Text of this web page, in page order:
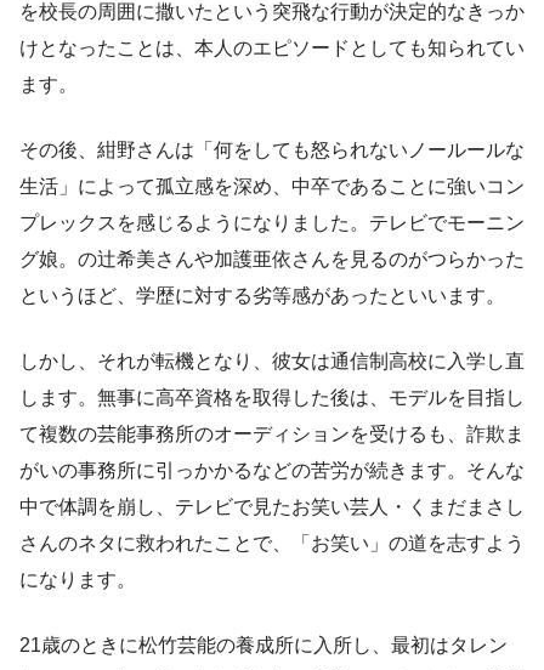
を校長の周囲に撒いたという突飛な行動が決定的なきっか
けとなったことは、本人のエピソードとしても知られてい
ます。
その後、紺野さんは「何をしても怒られないノールールな
生活」によって孤立感を深め、中卒であることに強いコン
プレックスを感じるようになりました。テレビでモーニン
グ娘。の辻希美さんや加護亜依さんを見るのがつらかった
というほど、学歴に対する劣等感があったといいます。
しかし、それが転機となり、彼女は通信制高校に入学し直
します。無事に高卒資格を取得した後は、モデルを目指し
て複数の芸能事務所のオーディションを受けるも、詐欺ま
がいの事務所に引っかかるなどの苦労が続きます。そんな
中で体調を崩し、テレビで見たお笑い芸人・くまだまさし
さんのネタに救われたことで、「お笑い」の道を志すよう
になります。
21歳のときに松竹芸能の養成所に入所し、最初はタレン